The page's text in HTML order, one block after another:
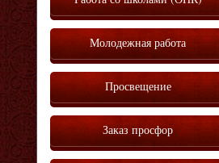
Молодежная работа
Просвещение
Заказ просфор